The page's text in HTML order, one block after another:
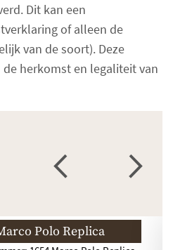
Dit kan een
of alleen de
van de soort). Deze
herkomst en legaliteit van
Polo Replica